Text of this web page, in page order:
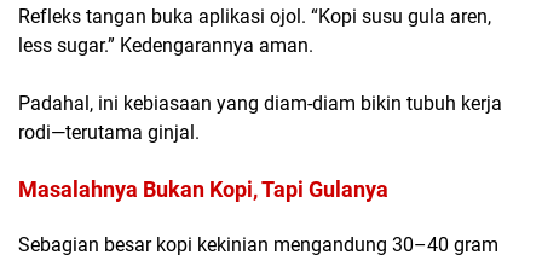
Refleks tangan buka aplikasi ojol. “Kopi susu gula aren,
less sugar.” Kedengarannya aman.
Padahal, ini kebiasaan yang diam-diam bikin tubuh kerja
rodi—terutama ginjal.
Masalahnya Bukan Kopi, Tapi Gulanya
Sebagian besar kopi kekinian mengandung 30–40 gram